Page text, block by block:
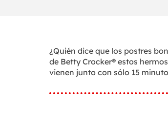
¿Quién dice que los postres
de Betty Crocker® estos
vienen junto con sólo 15